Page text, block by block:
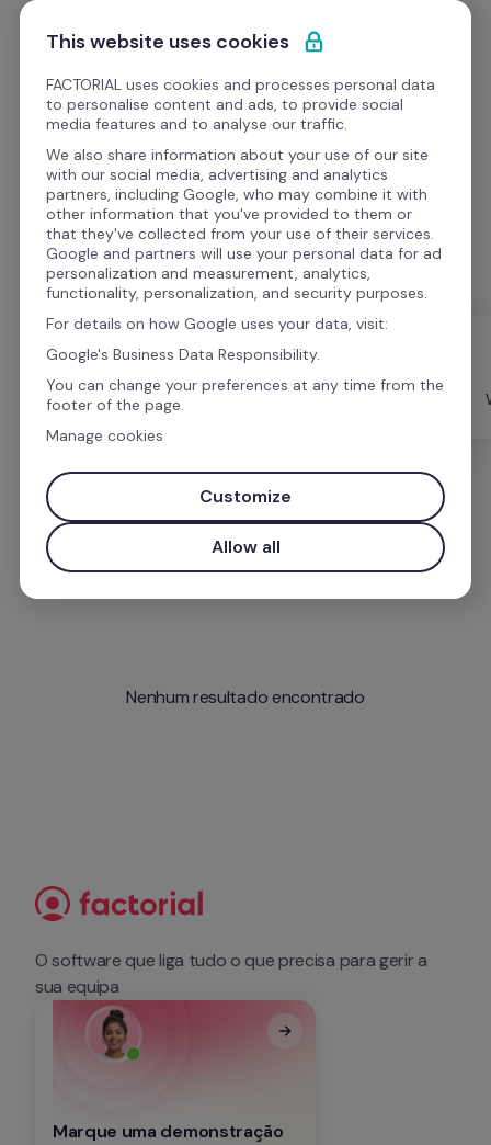
Saltar para o conteúdo
Comece grátis
Vídeos
Ideias e conselhos práticos de líderes de RH dos
últimos vídeos explicativos e estudos de caso.
Tudo
Academy
Nenhum resultado encontrado
O software que liga tudo o que precisa para gerir a
sua equipa
Marque uma demonstração
This website uses cookies
FACTORIAL uses cookies and processes personal data
to personalise content and ads, to provide social
media features and to analyse our traffic.
We also share information about your use of our site
with our social media, advertising and analytics
partners, including Google, who may combine it with
other information that you've provided to them or
that they've collected from your use of their services.
Google and partners will use your personal data for ad
personalization and measurement, analytics,
functionality, personalization, and security purposes.
For details on how Google uses your data, visit:
Google's Business Data Responsibility.
You can change your preferences at any time from the
footer of the page.
Manage cookies
Customize
Allow all